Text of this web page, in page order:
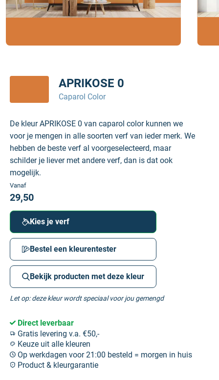
APRIKOSE 0
Caparol Color
De kleur APRIKOSE 0 van caparol color kunnen we
voor je mengen in alle soorten verf van ieder merk. We
hebben de beste verf al voorgeselecteerd, maar
schilder je liever met andere verf, dan is dat ook
mogelijk.
Vanaf
29,50
Kies je verf
Bestel een kleurentester
Bekijk producten met deze kleur
Let op: deze kleur wordt speciaal voor jou gemengd
Direct leverbaar
Gratis levering v.a. €50,-
Keuze uit alle kleuren
Op werkdagen voor 21:00 besteld = morgen in huis
Product & kleurgarantie